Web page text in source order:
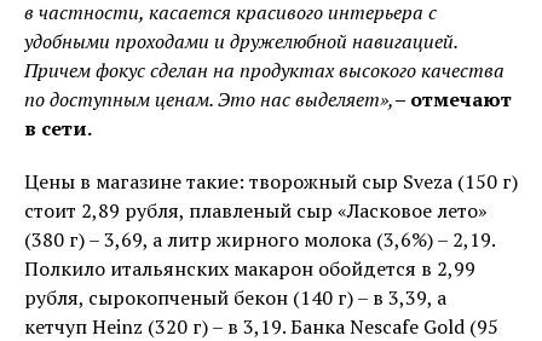
в частности, касается красивого интерьера с
удобными проходами и дружелюбной навигацией.
Причем фокус сделан на продуктах высокого качества
по доступным ценам. Это нас выделяет»,– отмечают
в сети.
Цены в магазине такие: творожный сыр Sveza (150 г)
стоит 2,89 рубля, плавленый сыр «Ласковое лето»
(380 г) – 3,69, а литр жирного молока (3,6%) – 2,19.
Полкило итальянских макарон обойдется в 2,99
рубля, сырокопченый бекон (140 г) – в 3,39, а
кетчуп Heinz (320 г) – в 3,19. Банка Nescafe Gold (95